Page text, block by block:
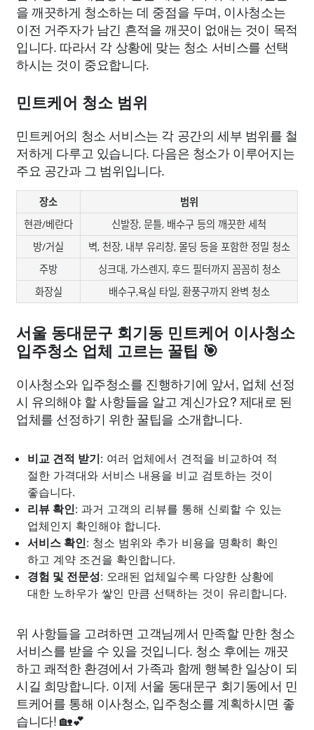
을 깨끗하게 청소하는 데 중점을 두며, 이사청소는
이전 거주자가 남긴 흔적을 깨끗이 없애는 것이 목적
입니다. 따라서 각 상황에 맞는 청소 서비스를 선택
하시는 것이 중요합니다.
민트케어 청소 범위
민트케어의 청소 서비스는 각 공간의 세부 범위를 철
저하게 다루고 있습니다. 다음은 청소가 이루어지는
주요 공간과 그 범위입니다.
장소
범위
현관/베란다
신발장, 문틀, 배수구 등의 깨끗한 세척
방/거실
벽, 천장, 내부 유리창, 몰딩 등을 포함한 정밀 청소
주방
싱크대, 가스렌지, 후드 필터까지 꼼꼼히 청소
화장실
배수구,욕실 타일, 환풍구까지 완벽 청소
서울 동대문구 회기동 민트케어 이사청소
입주청소 업체 고르는 꿀팁 🎯
이사청소와 입주청소를 진행하기에 앞서, 업체 선정
시 유의해야 할 사항들을 알고 계신가요? 제대로 된
업체를 선정하기 위한 꿀팁을 소개합니다.
비교 견적 받기: 여러 업체에서 견적을 비교하여 적
절한 가격대와 서비스 내용을 비교 검토하는 것이
좋습니다.
리뷰 확인: 과거 고객의 리뷰를 통해 신뢰할 수 있는
업체인지 확인해야 합니다.
서비스 확인: 청소 범위와 추가 비용을 명확히 확인
하고 계약 조건을 확인합니다.
경험 및 전문성: 오래된 업체일수록 다양한 상황에
대한 노하우가 쌓인 만큼 선택하는 것이 유리합니다.
위 사항들을 고려하면 고객님께서 만족할 만한 청소
서비스를 받을 수 있을 것입니다. 청소 후에는 깨끗
하고 쾌적한 환경에서 가족과 함께 행복한 일상이 되
시길 희망합니다. 이제 서울 동대문구 회기동에서 민
트케어를 통해 이사청소, 입주청소를 계획하시면 좋
습니다! 🏡💕